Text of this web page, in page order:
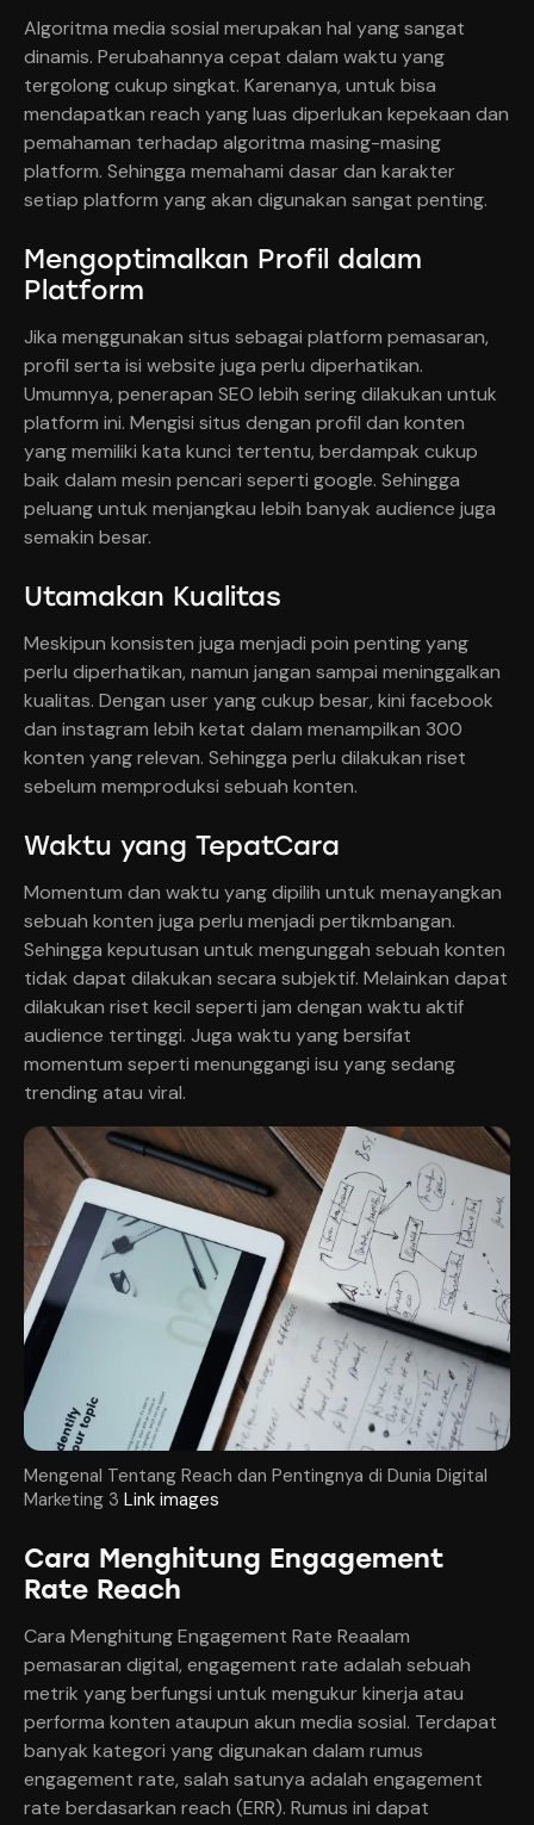
Algoritma media sosial merupakan hal yang sangat
dinamis. Perubahannya cepat dalam waktu yang
tergolong cukup singkat. Karenanya, untuk bisa
mendapatkan reach yang luas diperlukan kepekaan dan
pemahaman terhadap algoritma masing-masing
platform. Sehingga memahami dasar dan karakter
setiap platform yang akan digunakan sangat penting.
Mengoptimalkan Profil dalam
Platform
Jika menggunakan situs sebagai platform pemasaran,
profil serta isi website juga perlu diperhatikan.
Umumnya, penerapan SEO lebih sering dilakukan untuk
platform ini. Mengisi situs dengan profil dan konten
yang memiliki kata kunci tertentu, berdampak cukup
baik dalam mesin pencari seperti google. Sehingga
peluang untuk menjangkau lebih banyak audience juga
semakin besar.
Utamakan Kualitas
Meskipun konsisten juga menjadi poin penting yang
perlu diperhatikan, namun jangan sampai meninggalkan
kualitas. Dengan user yang cukup besar, kini facebook
dan instagram lebih ketat dalam menampilkan 300
konten yang relevan. Sehingga perlu dilakukan riset
sebelum memproduksi sebuah konten.
Waktu yang TepatCara
Momentum dan waktu yang dipilih untuk menayangkan
sebuah konten juga perlu menjadi pertikmbangan.
Sehingga keputusan untuk mengunggah sebuah konten
tidak dapat dilakukan secara subjektif. Melainkan dapat
dilakukan riset kecil seperti jam dengan waktu aktif
audience tertinggi. Juga waktu yang bersifat
momentum seperti menunggangi isu yang sedang
trending atau viral.
Mengenal Tentang Reach dan Pentingnya di Dunia Digital
Marketing 3 Link images
Cara Menghitung Engagement
Rate Reach
Cara Menghitung Engagement Rate Reaalam
pemasaran digital, engagement rate adalah sebuah
metrik yang berfungsi untuk mengukur kinerja atau
performa konten ataupun akun media sosial. Terdapat
banyak kategori yang digunakan dalam rumus
engagement rate, salah satunya adalah engagement
rate berdasarkan reach (ERR). Rumus ini dapat